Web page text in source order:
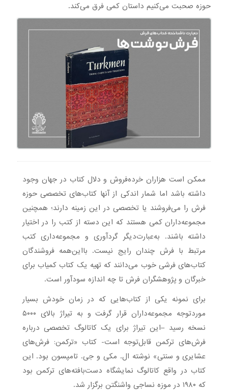
حوزه صحبت می‌کنیم داستان کمی فرق می‌کند.
ممکن است هزاران خرده‌فروش و دلال کتاب در جهان وجود
داشته باشد اما شمار اندکی از آنها کتاب‌های تخصصی حوزه
فرش را می‌فروشند یا تخصصی در این زمینه دارند؛ همچنین
مجموعه‌داران کمی هستند که این دسته از کتب را در اختیار
داشته باشند. به‌عبارت‌دیگر گردآوری و مجموعه‌داری کتب
مرتبط با فرش چندان رایج نیست. بااین‌همه فروشندگان
کتاب‌های فرشی خوب می‌دانند که تهیه یک کتاب کمیاب برای
خبرگان و پژوهشگران فرش تا چه اندازه سودآور است.
برای نمونه یکی از کتاب‌هایی که در زمان خودش بسیار
موردتوجه مجموعه‌داران قرار گرفت و به تیراژ بالای ۵۰۰۰
نسخه رسید –این تیراژ برای یک کاتالوگ تخصصی درباره
فرش‌های ترکمن قابل‌توجه است- کتاب «ترکمن: فرش‌های
عشایری و سنتی» نوشته ال. مکی و جی. تامپسون بود. این
کتاب در واقع کاتالوگ نمایشگاه دست‌بافته‌های ترکمن بود
که ۱۹۸۰ در موزه نساجی واشنگتن برگزار شد.